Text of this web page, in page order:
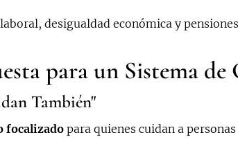
desigualdad económica y
para un Sistema de
También"
focalizado para quienes cuidan a